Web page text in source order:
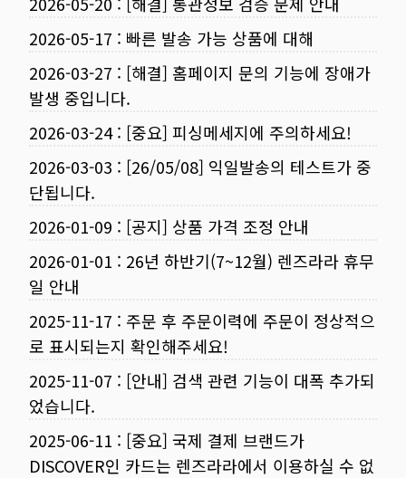
2026-05-17 : 빠른 발송 가능 상품에 대해
2026-03-27 : [해결] 홈페이지 문의 기능에 장애가
발생 중입니다.
2026-03-24: [중요] 피싱메세지에 주의하세요!
2026-03-03 : [26/05/08] 익일발송의 테스트가 중
단됩니다.
2026-01-09 : [공지] 상품 가격 조정 안내
2026-01-01 : 26년 하반기(7~12월) 렌즈라라 휴무
일 안내
2025-11-17 : 주문 후 주문이력에 주문이 정상적으
로 표시되는지 확인해주세요!
2025-11-07 : [안내] 검색 관련 기능이 대폭 추가되
었습니다.
2025-06-11 : [중요] 국제 결제 브랜드가
DISCOVER인 카드는 렌즈라라에서 이용하실 수 없